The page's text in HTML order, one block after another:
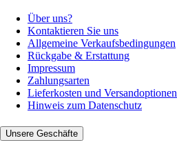
Über uns?
Kontaktieren Sie uns
Allgemeine Verkaufsbedingungen
Rückgabe & Erstattung
Impressum
Zahlungsarten
Lieferkosten und Versandoptionen
Hinweis zum Datenschutz
Unsere Geschäfte